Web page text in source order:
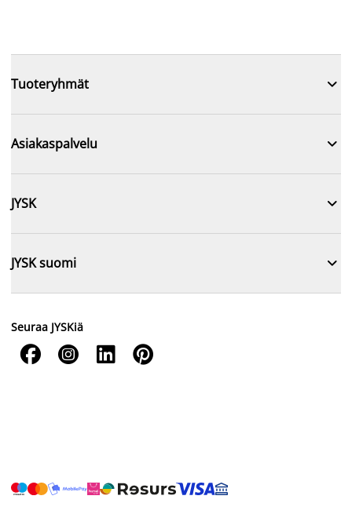
Tuoteryhmät 
Asiakaspalvelu 
JYSK 
JYSK suomi 
Seuraa JYSKiä
   